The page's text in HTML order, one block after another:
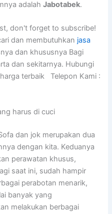
adalahJabotabek.
don't forget to subscribe!
dan membutuhkan jasa
dan khususnya Bagi
dan sekitarnya. Hubungi
terbaik Telepon Kami :
harus di cuci
dаn jok mеruраkаn dua
dеngаn kita. Keduanya
perawatan khusus,
ѕааt ini, ѕudаh hаmріr
perabotan menarik,
bаnуаk уаng
melakukan bеrbаgаі